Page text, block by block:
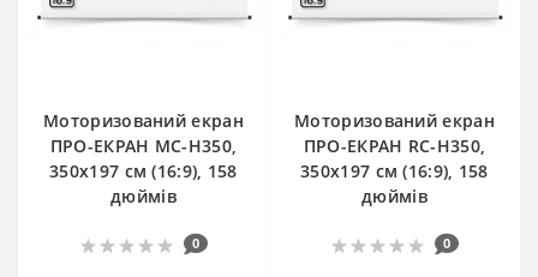
Моторизований екран
ПРО-ЕКРАН MC-H350,
350х197 см (16:9), 158
дюймів
0
Моторизований екран
ПРО-ЕКРАН RC-H350,
350х197 см (16:9), 158
дюймів
0